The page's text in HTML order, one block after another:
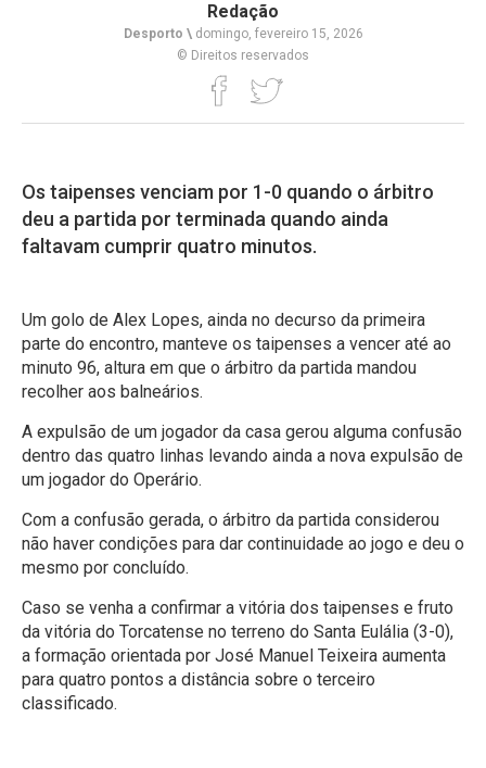
Redação
Desporto \domingo, fevereiro 15, 2026
© Direitos reservados
Os taipenses venciam por 1-0 quando o árbitro
deu a partida por terminada quando ainda
faltavam cumprir quatro minutos.
Um golo de Alex Lopes, ainda no decurso da primeira
parte do encontro, manteve os taipenses a vencer até ao
minuto 96, altura em que o árbitro da partida mandou
recolher aos balneários.
A expulsão de um jogador da casa gerou alguma confusão
dentro das quatro linhas levando ainda a nova expulsão de
um jogador do Operário.
Com a confusão gerada, o árbitro da partida considerou
não haver condições para dar continuidade ao jogo e deu o
mesmo por concluído.
Caso se venha a confirmar a vitória dos taipenses e fruto
da vitória do Torcatense no terreno do Santa Eulália (3-0),
a formação orientada por José Manuel Teixeira aumenta
para quatro pontos a distância sobre o terceiro
classificado.